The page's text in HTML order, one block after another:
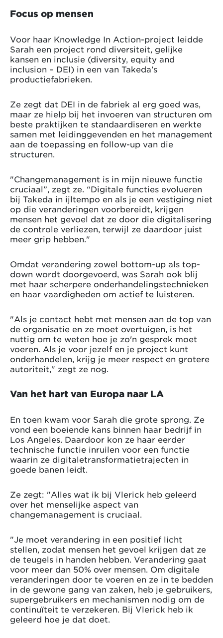
Focus op mensen
Voor haar Knowledge In Action-project leidde
Sarah een project rond diversiteit, gelijke
kansen en inclusie (diversity, equity and
inclusion – DEI) in een van Takeda’s
productiefabrieken.
Ze zegt dat DEI in de fabriek al erg goed was,
maar ze hielp bij het invoeren van structuren om
beste praktijken te standaardiseren en werkte
samen met leidinggevenden en het management
aan de toepassing en follow-up van die
structuren.
"Changemanagement is in mijn nieuwe functie
cruciaal”, zegt ze. “Digitale functies evolueren
bij Takeda in ijltempo en als je een vestiging niet
op die veranderingen voorbereidt, krijgen
mensen het gevoel dat ze door die digitalisering
de controle verliezen, terwijl ze daardoor juist
meer grip hebben."
Omdat verandering zowel bottom-up als top-
down wordt doorgevoerd, was Sarah ook blij
met haar scherpere onderhandelingstechnieken
en haar vaardigheden om actief te luisteren.
"Als je contact hebt met mensen aan de top van
de organisatie en ze moet overtuigen, is het
nuttig om te weten hoe je zo'n gesprek moet
voeren. Als je voor jezelf en je project kunt
onderhandelen, krijg je meer respect en grotere
autoriteit," zegt ze nog.
Van het hart van Europa naar LA
En toen kwam voor Sarah die grote sprong. Ze
vond een boeiende kans binnen haar bedrijf in
Los Angeles. Daardoor kon ze haar eerder
technische functie inruilen voor een functie
waarin ze digitaletransformatietrajecten in
goede banen leidt.
Ze zegt: "Alles wat ik bij Vlerick heb geleerd
over het menselijke aspect van
changemanagement is cruciaal.
"Je moet verandering in een positief licht
stellen, zodat mensen het gevoel krijgen dat ze
de teugels in handen hebben. Verandering gaat
voor meer dan 50% over mensen. Om digitale
veranderingen door te voeren en ze in te bedden
in de gewone gang van zaken, heb je gebruikers,
supergebruikers en mechanismen nodig om de
continuïteit te verzekeren. Bij Vlerick heb ik
geleerd hoe je dat doet.